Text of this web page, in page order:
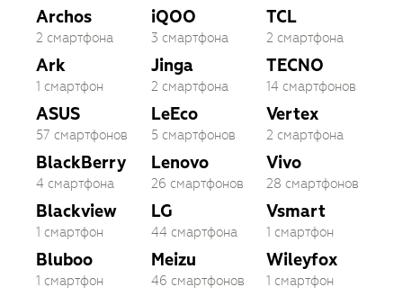
Archos
2 смартфона
Ark
1 смартфон
ASUS
57 смартфонов
BlackBerry
4 смартфона
Blackview
1 смартфон
Bluboo
1 смартфон
iQOO
3 смартфона
Jinga
2 смартфона
LeEco
5 смартфонов
Lenovo
26 смартфонов
LG
44 смартфона
Meizu
46 смартфонов
TCL
2 смартфона
TECNO
14 смартфонов
Vertex
2 смартфона
Vivo
28 смартфонов
Vsmart
1 смартфон
Wileyfox
1 смартфон